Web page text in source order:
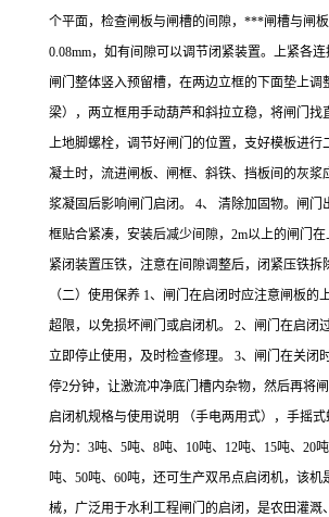
个平面，检查闸板与闸槽的间隙，***闸槽与闸
0.08mm，如有间隙可以调节闭紧装置。上紧各
闸门整体竖入预留槽，在两边立框的下面垫上调
梁），两立框用手动葫芦和斜拉立稳，将闸门找
上地脚螺栓，调节好闸门的位置，支好模板进行
凝土时，流进闸板、闸框、斜铁、挡板间的灰
浆凝固后影响闸门启闭。 4、 清除加固物。闸门
框贴合紧凑，安装后减少间隙，2m以上的闸门
紧闭装置压铁，注意在间隙调整后，闭紧压铁拆
（二）使用保养 1、闸门在启闭时应注意闸板的
超限，以免损坏闸门或启闭机。 2、闸门在启闭
立即停止使用，及时检查修理。 3、闸门在关闭
停2分钟，让激流冲净底门槽内杂物，然后再将
启闭机规格与使用说明 （手电两用式），手摇式
分为：3吨、5吨、8吨、10吨、12吨、15吨、20
吨、50吨、60吨，还可生产双吊点启闭机，该机
械，广泛用于水利工程闸门的启闭，是农田灌溉